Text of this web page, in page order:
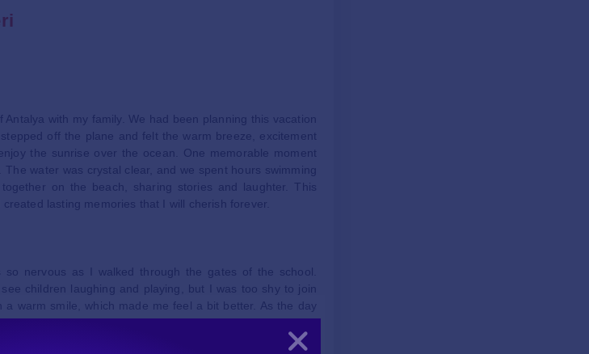
with my family. We had been planning this vacation
off the plane and felt the warm breeze, excitement
the sunrise over the ocean. One memorable moment
water was crystal clear, and we spent hours swimming
on the beach, sharing stories and laughter. This
lasting memories that I will cherish forever.
nervous as I walked through the gates of the school.
children laughing and playing, but I was too shy to join
warm smile, which made me feel a bit better. As the day
became friends. We shared our snacks during recess
of the day, I realized that school wasn’t so scary after all.
Kapat